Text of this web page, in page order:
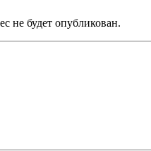
не будет опубликован.